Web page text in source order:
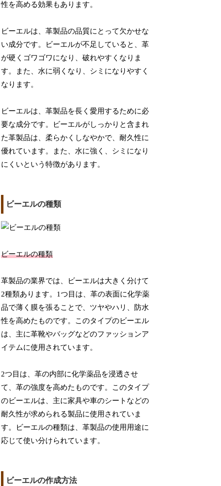
性を高める効果もあります。
ビーエルは、革製品の品質にとって欠かせな
い成分です。ビーエルが不足していると、革
が硬くゴワゴワになり、破れやすくなりま
す。また、水に弱くなり、シミになりやすく
なります。
ビーエルは、革製品を長く愛用するために必
要な成分です。ビーエルがしっかりと含まれ
た革製品は、柔らかくしなやかで、耐久性に
優れています。また、水に強く、シミになり
にくいという特徴があります。
ビーエルの種類
ビーエルの種類
革製品の業界では、ビーエルは大きく分けて
2種類あります。1つ目は、革の表面に化学薬
品で薄く膜を張ることで、ツヤやハリ、防水
性を高めたものです。このタイプのビーエル
は、主に革靴やバッグなどのファッションア
イテムに使用されています。
2つ目は、革の内部に化学薬品を浸透させ
て、革の強度を高めたものです。このタイプ
のビーエルは、主に家具や車のシートなどの
耐久性が求められる製品に使用されていま
す。ビーエルの種類は、革製品の使用用途に
応じて使い分けられています。
ビーエルの作成方法